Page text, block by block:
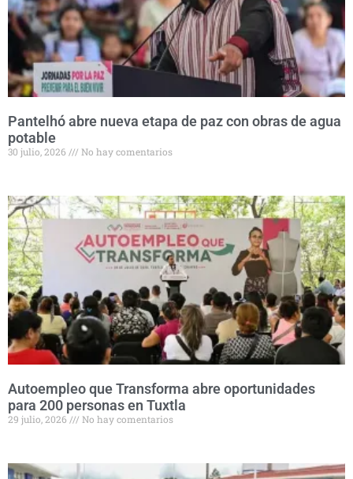
Pantelhó abre nueva etapa de paz con obras de agua
potable
30 julio, 2026 No hay comentarios
Autoempleo que Transforma abre oportunidades
para 200 personas en Tuxtla
29 julio, 2026 No hay comentarios